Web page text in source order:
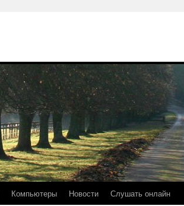
Компьютеры Новости Слушать онлайн